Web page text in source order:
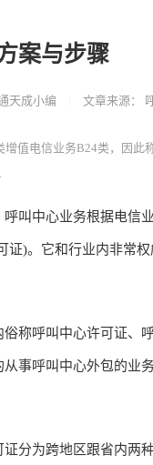
案与步骤
天成小编 文章来源：
值电信业务B24类，因
中心业务根据电信
)。它和行业内非常
呼叫中心许可证、
事呼叫中心外包的业
为跨地区跟省内两